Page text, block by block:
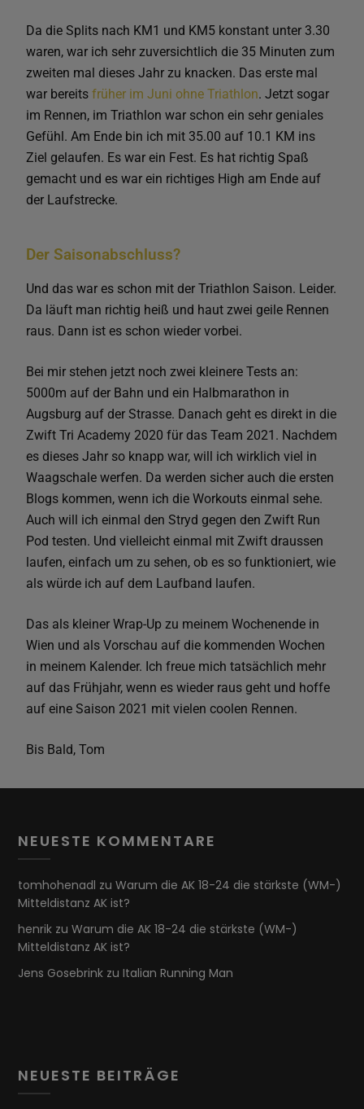
Da die Splits nach KM1 und KM5 konstant unter 3.30
waren, war ich sehr zuversichtlich die 35 Minuten zum
zweiten mal dieses Jahr zu knacken. Das erste mal
war bereitsfrüher im Juni ohne Triathlon. Jetzt sogar
im Rennen, im Triathlon war schon ein sehr geniales
Gefühl. Am Ende bin ich mit 35.00 auf 10.1 KM ins
Ziel gelaufen. Es war ein Fest. Es hat richtig Spaß
gemacht und es war ein richtiges High am Ende auf
der Laufstrecke.
Der Saisonabschluss?
Und das war es schon mit der Triathlon Saison. Leider.
Da läuft man richtig heiß und haut zwei geile Rennen
raus. Dann ist es schon wieder vorbei.
Bei mir stehen jetzt noch zwei kleinere Tests an:
5000m auf der Bahn und ein Halbmarathon in
Augsburg auf der Strasse. Danach geht es direkt in die
Zwift Tri Academy 2020 für das Team 2021. Nachdem
es dieses Jahr so knapp war, will ich wirklich viel in
Waagschale werfen. Da werden sicher auch die ersten
Blogs kommen, wenn ich die Workouts einmal sehe.
Auch will ich einmal den Stryd gegen den Zwift Run
Pod testen. Und vielleicht einmal mit Zwift draussen
laufen, einfach um zu sehen, ob es so funktioniert, wie
als würde ich auf dem Laufband laufen.
Das als kleiner Wrap-Up zu meinem Wochenende in
Wien und als Vorschau auf die kommenden Wochen
in meinem Kalender. Ich freue mich tatsächlich mehr
auf das Frühjahr, wenn es wieder raus geht und hoffe
auf eine Saison 2021 mit vielen coolen Rennen.
Bis Bald, Tom
NEUESTE KOMMENTARE
tomhohenadl zuWarum die AK 18-24 die stärkste (WM-)
Mitteldistanz AK ist?
henrik zuWarum die AK 18-24 die stärkste (WM-)
Mitteldistanz AK ist?
Jens Gosebrink zuItalian Running Man
NEUESTE BEITRÄGE